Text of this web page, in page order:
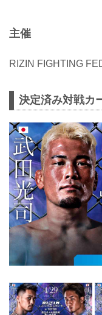
主催
RIZIN FIGHTING
決定済み対戦カ